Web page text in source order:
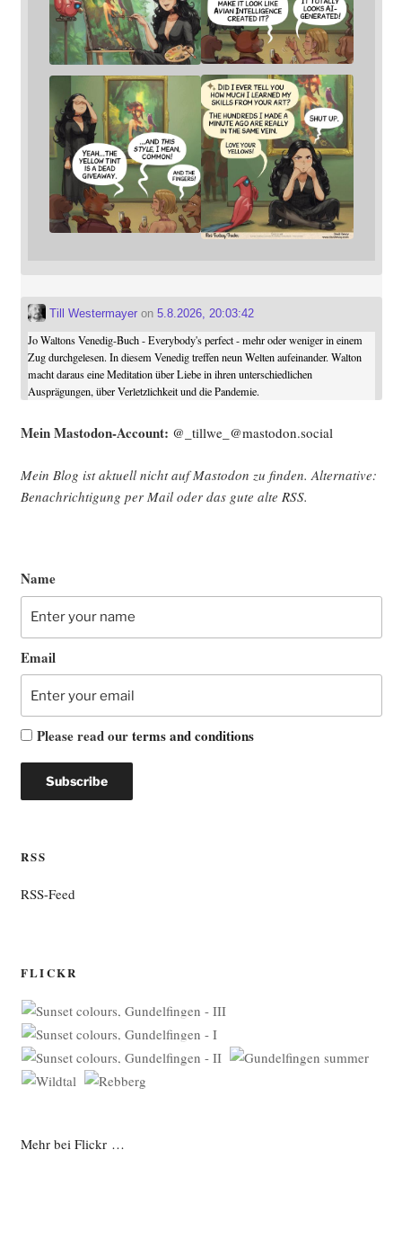
Till Westermayeron 5.8.2026, 20:03:42
Jo Waltons Venedig-Buch - Everybody's perfect - mehr oder weniger in einem
Zug durchgelesen. In diesem Venedig treffen neun Welten aufeinander. Walton
macht daraus eine Meditation über Liebe in ihren unterschiedlichen
Ausprägungen, über Verletzlichkeit und die Pandemie.
Mein Mast­o­don-Account: @_tillwe_@mastodon.social
Mein Blog ist aktu­ell nicht auf Mast­o­don zu fin­den. Alter­na­ti­ve:
Benach­rich­ti­gung per Mail oder das gute alte RSS.
Name
Email
Please read ourterms and conditions
RSS
RSS-Feed
FLICKR
Mehr bei Flickr …